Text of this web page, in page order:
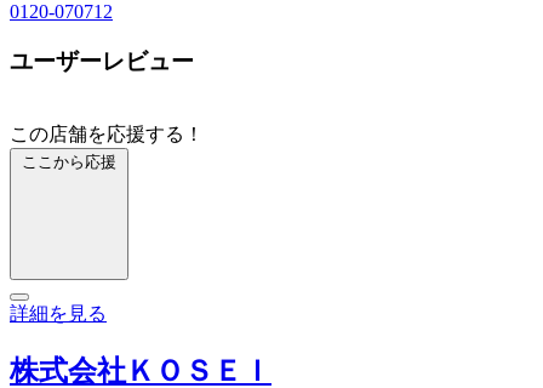
0120-070712
ユーザーレビュー
この店舗を応援する！
ここから応援
詳細を見る
株式会社ＫＯＳＥＩ